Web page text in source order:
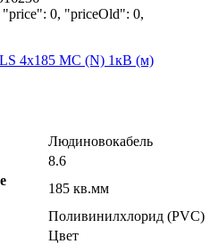
0, "priceOld": 0,
Людиновокабель
8.6
185 кв.мм
Поливинилхлорид (PVC)
Цвет